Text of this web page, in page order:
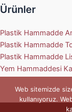
Ürünler
Plastik Hammadde
Plastik Hammadde
Plastik Hammadde
Yem Hammaddesi
Web sitemizde
kullanıyoruz.